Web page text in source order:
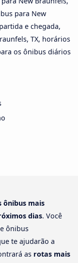
para New
e chegada,
TX, horários
os ônibus diários
ônibus mais
dias. Você
ônibus
te ajudarão a
as rotas mais